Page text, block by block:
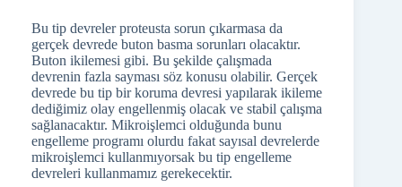
Bu tip devreler proteusta sorun çıkarmasa da
gerçek devrede buton basma sorunları olacaktır.
Buton ikilemesi gibi. Bu şekilde çalışmada
devrenin fazla sayması söz konusu olabilir. Gerçek
devrede bu tip bir koruma devresi yapılarak ikileme
dediğimiz olay engellenmiş olacak ve stabil çalışma
sağlanacaktır. Mikroişlemci olduğunda bunu
engelleme programı olurdu fakat sayısal devrelerde
mikroişlemci kullanmıyorsak bu tip engelleme
devreleri kullanmamız gerekecektir.